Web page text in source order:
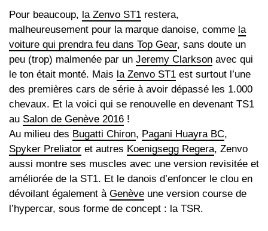
Pour beaucoup, la Zenvo ST1 restera,
malheureusement pour la marque danoise, comme la
voiture qui prendra feu dans Top Gear, sans doute un
peu (trop) malmenée par un Jeremy Clarkson avec qui
le ton était monté. Mais la Zenvo ST1 est surtout l’une
des premières cars de série à avoir dépassé les 1.000
chevaux. Et la voici qui se renouvelle en devenant TS1
au Salon de Genève 2016 !
Au milieu des Bugatti Chiron, Pagani Huayra BC,
Spyker Preliator et autres Koenigsegg Regera, Zenvo
aussi montre ses muscles avec une version revisitée et
améliorée de la ST1. Et le danois d’enfoncer le clou en
dévoilant également à Genève une version course de
l’hypercar, sous forme de concept : la TSR.